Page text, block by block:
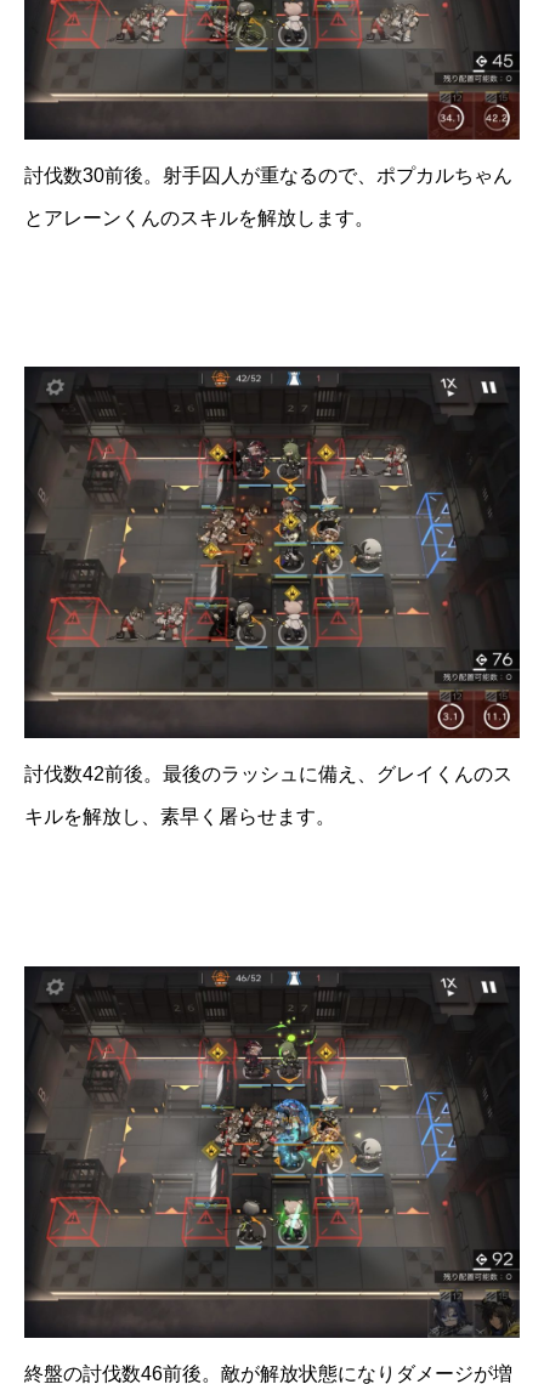
討伐数30前後。射手囚人が重なるので、ポプカルちゃん
とアレーンくんのスキルを解放します。
討伐数42前後。最後のラッシュに備え、グレイくんのス
キルを解放し、素早く屠らせます。
終盤の討伐数46前後。敵が解放状態になりダメージが増